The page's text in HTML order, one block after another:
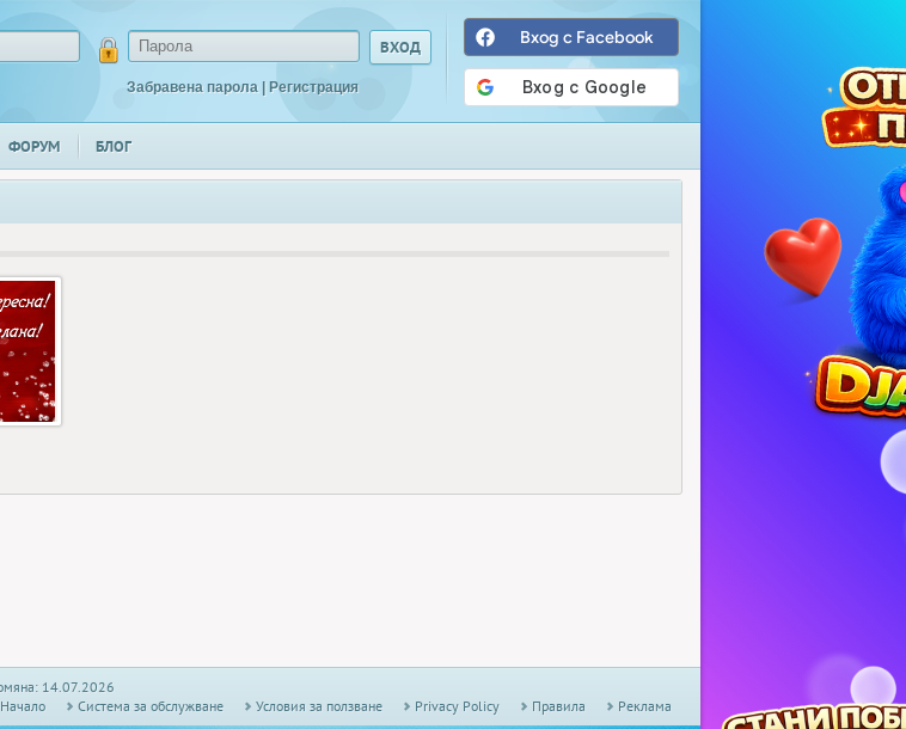
Забравена парола | Регистрация
Вход с Facebook
ФОРУМ БЛОГ
14.07.2026
Начало
Системa за обслужване Условия за ползване Privacy Policy Правила Реклама